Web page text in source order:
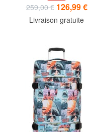
259,00 € 126,99 €
Livraison gratuite